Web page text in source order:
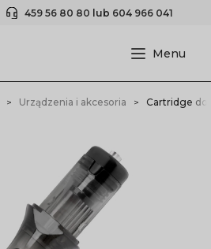
459 56 80 80 lub 604 966 041
Urządzenia i akcesoria Cartridge do